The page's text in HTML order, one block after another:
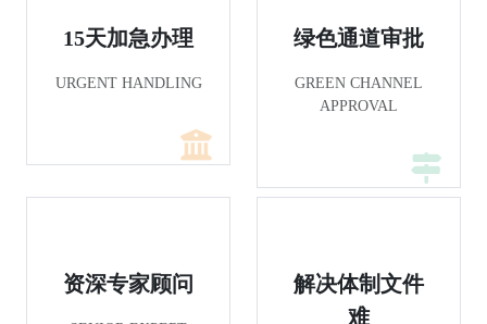
15天加急办理
URGENT HANDLING
绿色通道审批
GREEN CHANNEL
APPROVAL
资深专家顾问
解决体制文件
难